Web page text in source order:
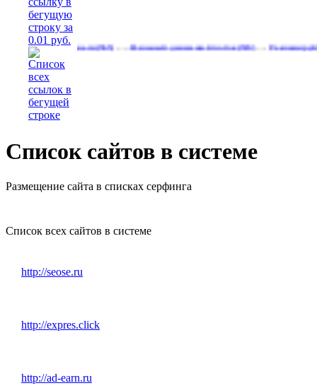
делает деньги(565)…Реальный денежный поток(593)…Рекламируйтесь
Список сайтов в системе
Размещение сайта в списках серфинга
Список всех сайтов в системе
http://seose.ru
http://expres.click
http://ad-earn.ru